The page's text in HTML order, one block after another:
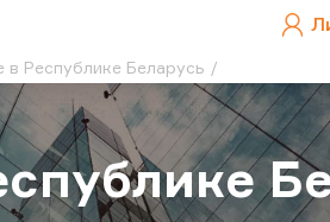
Республике Беларусь